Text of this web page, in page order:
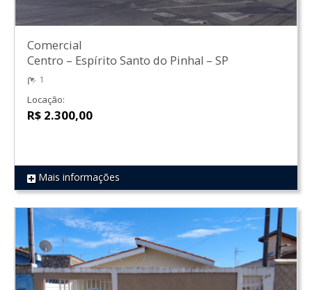
REF 1255
Comercial
Centro – Espírito Santo do Pinhal – SP
1
Locação:
R$ 2.300,00
Mais informações